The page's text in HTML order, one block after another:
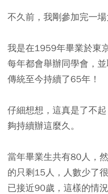
不久前，我剛參加完一場
我是在1959年畢業於東
每年都會舉辦同學會，
傳統至今持續了65年！
仔細想想，這真是了不
夠持續辦這麼久。
當年畢業生共有80人，
的只剩15人，人數少了
已接近90歲，這樣的情